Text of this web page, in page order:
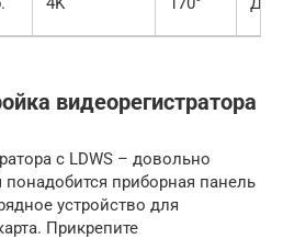
видеорегистратора
с LDWS – довольно
приборная панель
устройство для
Прикрепите